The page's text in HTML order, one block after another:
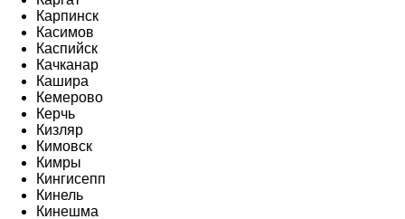
Карпинск
Касимов
Каспийск
Качканар
Кашира
Кемерово
Керчь
Кизляр
Кимовск
Кимры
Кингисепп
Кинель
Кинешма